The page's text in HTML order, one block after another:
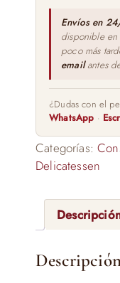
Envíos en
disponible en
poco más
emailantes
¿Dudas con el
WhatsApp ·
Categorías:
Delicatessen